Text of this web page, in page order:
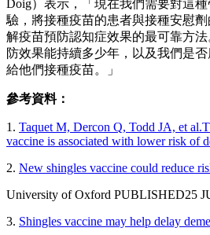
Doig）表示，「現在我們需要對這
驗，將接種疫苗的患者與接種安慰
解疫苗預防認知症效果的最可靠方
防效果能持續多少年，以及我們是
給他們接種疫苗。」
參考資料：
1. Taquet M, Dercon Q, Todd JA, et
vaccine is associated with lower risk of
2. New shingles vaccine could reduce
University of Oxford PUBLISHED25
3. Shingles vaccine may help delay